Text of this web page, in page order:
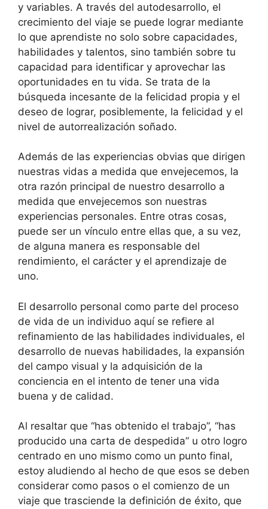
y variables. A través del autodesarrollo, el
crecimiento del viaje se puede lograr mediante
lo que aprendiste no solo sobre capacidades,
habilidades y talentos, sino también sobre tu
capacidad para identificar y aprovechar las
oportunidades en tu vida. Se trata de la
búsqueda incesante de la felicidad propia y el
deseo de lograr, posiblemente, la felicidad y el
nivel de autorrealización soñado.
Además de las experiencias obvias que dirigen
nuestras vidas a medida que envejecemos, la
otra razón principal de nuestro desarrollo a
medida que envejecemos son nuestras
experiencias personales. Entre otras cosas,
puede ser un vínculo entre ellas que, a su vez,
de alguna manera es responsable del
rendimiento, el carácter y el aprendizaje de
uno.
El desarrollo personal como parte del proceso
de vida de un individuo aquí se refiere al
refinamiento de las habilidades individuales, el
desarrollo de nuevas habilidades, la expansión
del campo visual y la adquisición de la
conciencia en el intento de tener una vida
buena y de calidad.
Al resaltar que “has obtenido el trabajo”, “has
producido una carta de despedida” u otro logro
centrado en uno mismo como un punto final,
estoy aludiendo al hecho de que esos se deben
considerar como pasos o el comienzo de un
viaje que trasciende la definición de éxito, que